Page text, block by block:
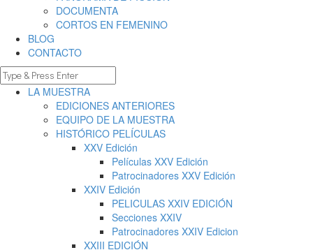
DOCUMENTA
CORTOS EN FEMENINO
BLOG
CONTACTO
LA MUESTRA
EDICIONES ANTERIORES
EQUIPO DE LA MUESTRA
HISTÓRICO PELÍCULAS
XXV Edición
Películas XXV Edición
Patrocinadores XXV Edición
XXIV Edición
PELICULAS XXIV EDICIÓN
Secciones XXIV
Patrocinadores XXIV Edicion
XXIII EDICIÓN